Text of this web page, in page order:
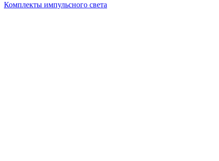
Комплекты импульсного света